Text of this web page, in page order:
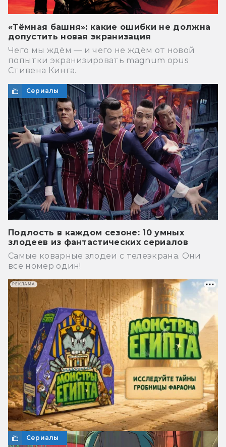
«Тёмная башня»: какие ошибки не должна
допустить новая экранизация
Чего мы ждём — и чего не ждём от новой
попытки экранизировать magnum opus
Стивена Кинга.
Сериалы
Подлость в каждом сезоне: 10 умных
злодеев из фантастических сериалов
Самые коварные злодеи с телеэкрана. Они
все номер один!
Сериалы
РЕКЛАМА